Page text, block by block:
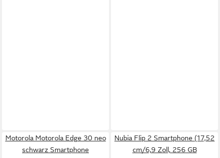
Motorola Motorola Edge 30 neo
schwarz Smartphone
Nubia Flip 2 Smartphone (17,52
cm/6,9 Zoll, 256 GB